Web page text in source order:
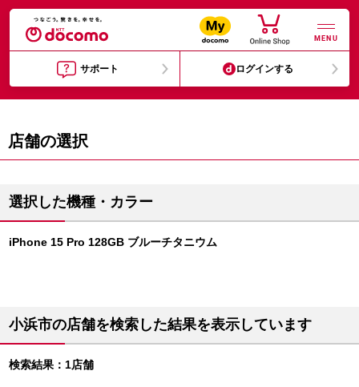
MENU
サポート ログインする
店舗の選択
選択した機種・カラー
iPhone 15 Pro 128GB ブルーチタニウム
小浜市の店舗を検索した結果を表示しています
検索結果：1店舗